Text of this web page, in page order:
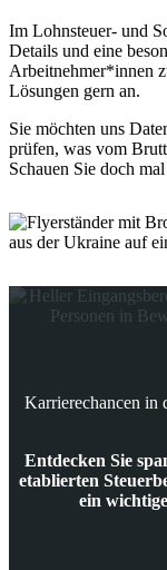
Im Lohnsteuer- und
Details und eine
Arbeitnehmer*innen
Lösungen gern an.
Sie möchten uns
prüfen, was vom
Schauen Sie doch
Karrierechancen in
Entdecken Sie
etablierten
ein